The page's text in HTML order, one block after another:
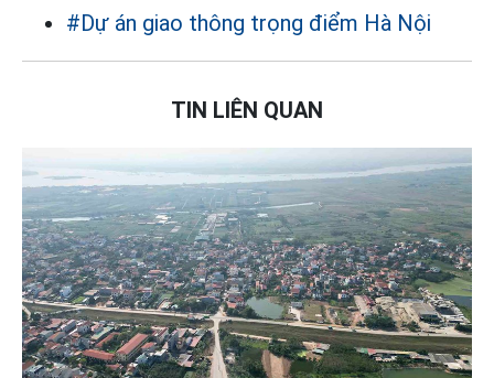
#Dự án giao thông trọng điểm Hà Nội
TIN LIÊN QUAN